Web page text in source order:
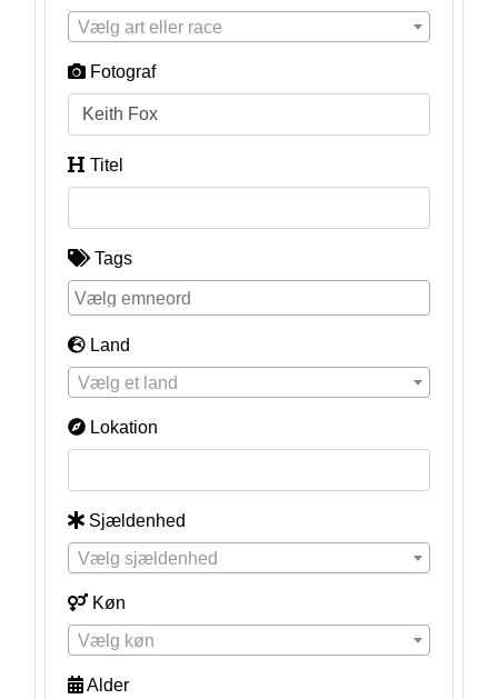
Vælg art eller race
Fotograf
Titel
Tags
Land
Vælg et land
Lokation
Sjældenhed
Vælg sjældenhed
Køn
Vælg køn
Alder